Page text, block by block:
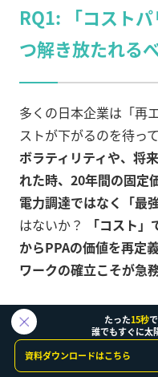
RQ1: 「コスト
つ解き放たれる
多くの日本企業は「再
ストが下がるのを待っ
ボラティリティや、将
れた時、20年間の固定
電力調達ではなく「最
はないか？
「コスト
からPPAの価値を再定
ワークの確立こそが急
RQ2: FIPは「ゴ
たった15秒
誰でもすぐに太
資料ダウンロードはこちら